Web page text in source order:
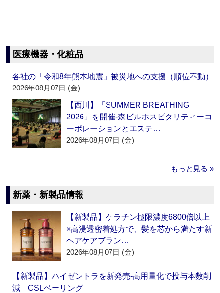
医療機器・化粧品
各社の「令和8年熊本地震」被災地への支援（順位不動）
2026年08月07日 (金)
【西川】「SUMMER BREATHING
2026」を開催‐森ビルホスピタリティーコ
ーポレーションとエステ…
2026年08月07日 (金)
もっと見る »
新薬・新製品情報
【新製品】ケラチン極限濃度6800倍以上
×高浸透密着処方で、髪を芯から満たす新
ヘアケアブラン…
2026年08月07日 (金)
【新製品】ハイゼントラを新発売‐高用量化で投与本数削
減 CSLベーリング